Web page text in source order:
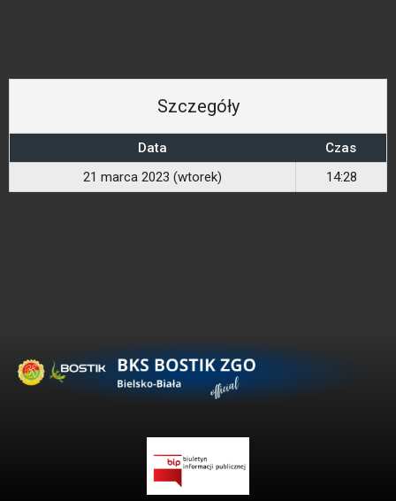
Szczegóły
Data
Czas
21 marca 2023 (wtorek)
14:28